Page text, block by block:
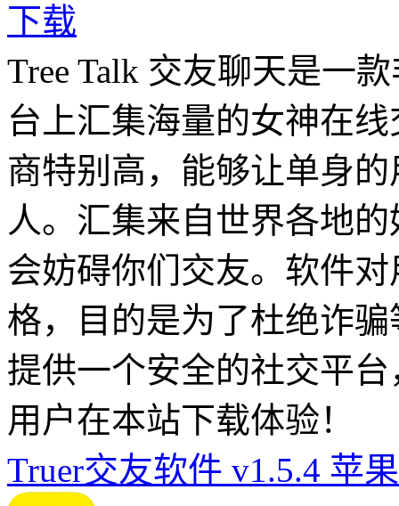
下载
Tree Talk 交友聊天是一
台上汇集海量的女神在
商特别高，能够让单身
人。汇集来自世界各地
会妨碍你们交友。软件
格，目的是为了杜绝诈
提供一个安全的社交平
用户在本站下载体验！
Truer交友软件 v1.5.4 苹